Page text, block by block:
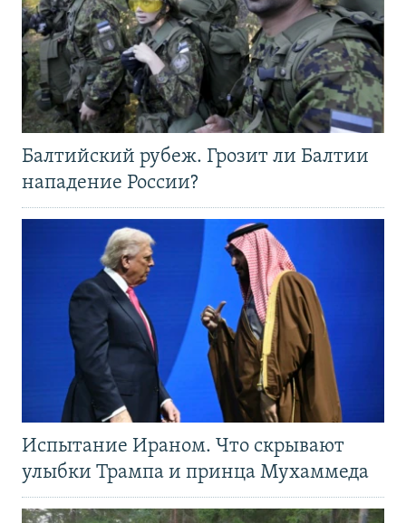
Балтийский рубеж. Грозит ли Балтии
нападение России?
Испытание Ираном. Что скрывают
улыбки Трампа и принца Мухаммеда